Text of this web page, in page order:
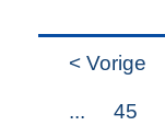
< Vorige
... 45